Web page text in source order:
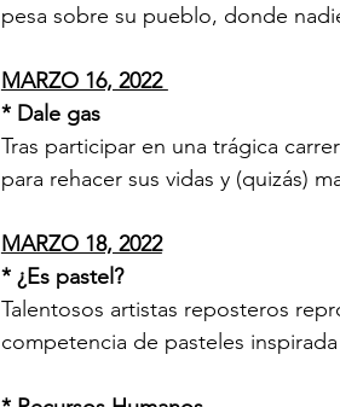
pesa sobre su pueblo, donde
MARZO 16, 2022
* Dale gas
Tras participar en una trágica
para rehacer sus vidas y (quizás)
MARZO 18, 2022
* ¿Es pastel?
Talentosos artistas reposteros
competencia de pasteles